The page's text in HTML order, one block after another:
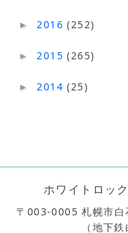
► 2016(252)
► 2015(265)
► 2014(25)
ホワイトロッ
〒003-0005 札幌市白
（地下